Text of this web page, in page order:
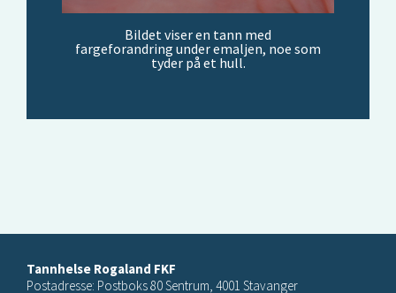
Bildet viser en tann med
fargeforandring under emaljen, noe som
tyder på et hull.
Tannhelse Rogaland FKF
Postadresse: Postboks 80 Sentrum, 4001 Stavanger